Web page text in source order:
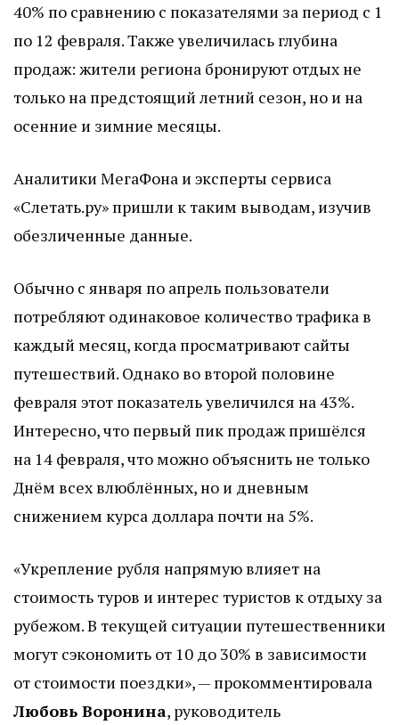
40% по сравнению с показателями за период с 1
по 12 февраля. Также увеличилась глубина
продаж: жители региона бронируют отдых не
только на предстоящий летний сезон, но и на
осенние и зимние месяцы.
Аналитики МегаФона и эксперты сервиса
«Слетать.ру» пришли к таким выводам, изучив
обезличенные данные.
Обычно с января по апрель пользователи
потребляют одинаковое количество трафика в
каждый месяц, когда просматривают сайты
путешествий. Однако во второй половине
февраля этот показатель увеличился на 43%.
Интересно, что первый пик продаж пришёлся
на 14 февраля, что можно объяснить не только
Днём всех влюблённых, но и дневным
снижением курса доллара почти на 5%.
«Укрепление рубля напрямую влияет на
стоимость туров и интерес туристов к отдыху за
рубежом. В текущей ситуации путешественники
могут сэкономить от 10 до 30% в зависимости
от стоимости поездки», — прокомментировала
Любовь Воронина, руководитель